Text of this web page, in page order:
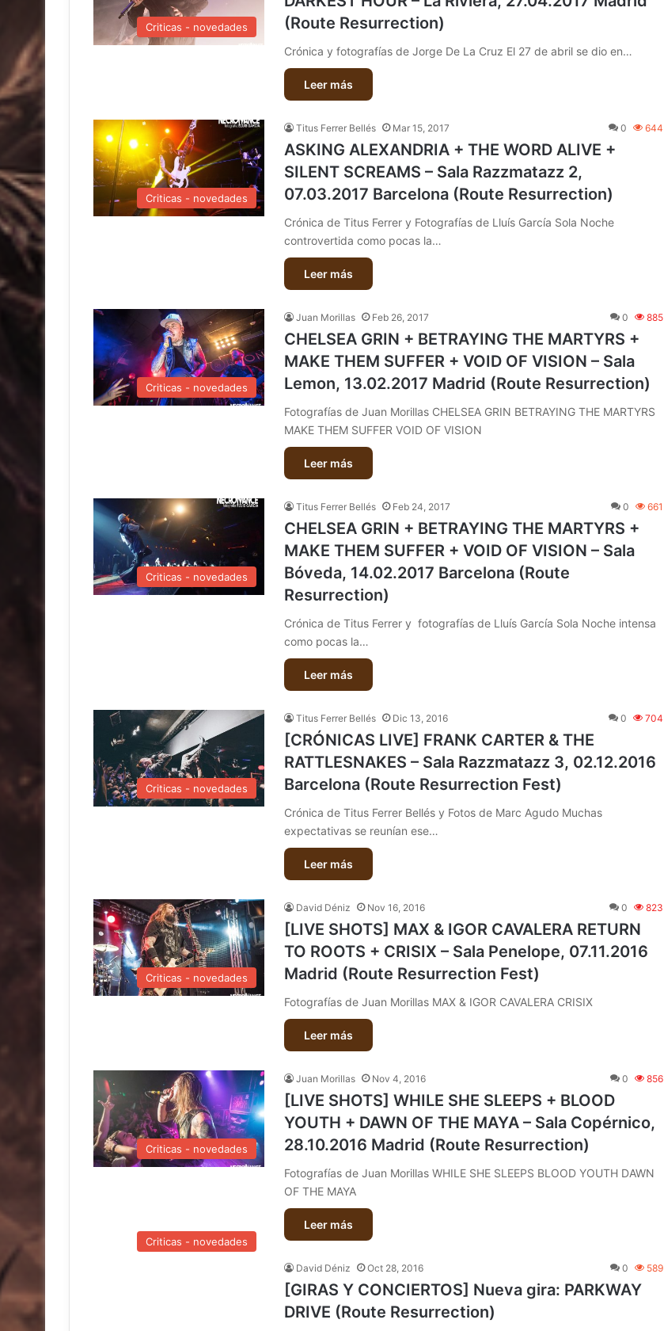
Criticas - novedades
(Route Resurrection)
Crónica y fotografías de Jorge De La Cruz El 27 de abril se dio en…
Leer más
Criticas - novedades
Titus Ferrer Bellés Mar 15, 2017 0 644
ASKING ALEXANDRIA + THE WORD ALIVE +
SILENT SCREAMS – Sala Razzmatazz 2,
07.03.2017 Barcelona (Route Resurrection)
Crónica de Titus Ferrer y Fotografías de Lluís García Sola Noche
controvertida como pocas la…
Leer más
Criticas - novedades
Juan Morillas Feb 26, 2017 0 885
CHELSEA GRIN + BETRAYING THE MARTYRS +
MAKE THEM SUFFER + VOID OF VISION – Sala
Lemon, 13.02.2017 Madrid (Route Resurrection)
Fotografías de Juan Morillas CHELSEA GRIN BETRAYING THE MARTYRS
MAKE THEM SUFFER VOID OF VISION
Leer más
Criticas - novedades
Titus Ferrer Bellés Feb 24, 2017 0 661
CHELSEA GRIN + BETRAYING THE MARTYRS +
MAKE THEM SUFFER + VOID OF VISION – Sala
Bóveda, 14.02.2017 Barcelona (Route
Resurrection)
Crónica de Titus Ferrer y fotografías de Lluís García Sola Noche intensa
como pocas la…
Leer más
Criticas - novedades
Titus Ferrer Bellés Dic 13, 2016 0 704
[CRÓNICAS LIVE] FRANK CARTER & THE
RATTLESNAKES – Sala Razzmatazz 3, 02.12.2016
Barcelona (Route Resurrection Fest)
Crónica de Titus Ferrer Bellés y Fotos de Marc Agudo Muchas
expectativas se reunían ese…
Leer más
Criticas - novedades
David Déniz Nov 16, 2016 0 823
[LIVE SHOTS] MAX & IGOR CAVALERA RETURN
TO ROOTS + CRISIX – Sala Penelope, 07.11.2016
Madrid (Route Resurrection Fest)
Fotografías de Juan Morillas MAX & IGOR CAVALERA CRISIX
Leer más
Criticas - novedades
Juan Morillas Nov 4, 2016 0 856
[LIVE SHOTS] WHILE SHE SLEEPS + BLOOD
YOUTH + DAWN OF THE MAYA – Sala Copérnico,
28.10.2016 Madrid (Route Resurrection)
Fotografías de Juan Morillas WHILE SHE SLEEPS BLOOD YOUTH DAWN
OF THE MAYA
Leer más
Criticas - novedades
David Déniz Oct 28, 2016 0 589
[GIRAS Y CONCIERTOS] Nueva gira: PARKWAY
DRIVE (Route Resurrection)